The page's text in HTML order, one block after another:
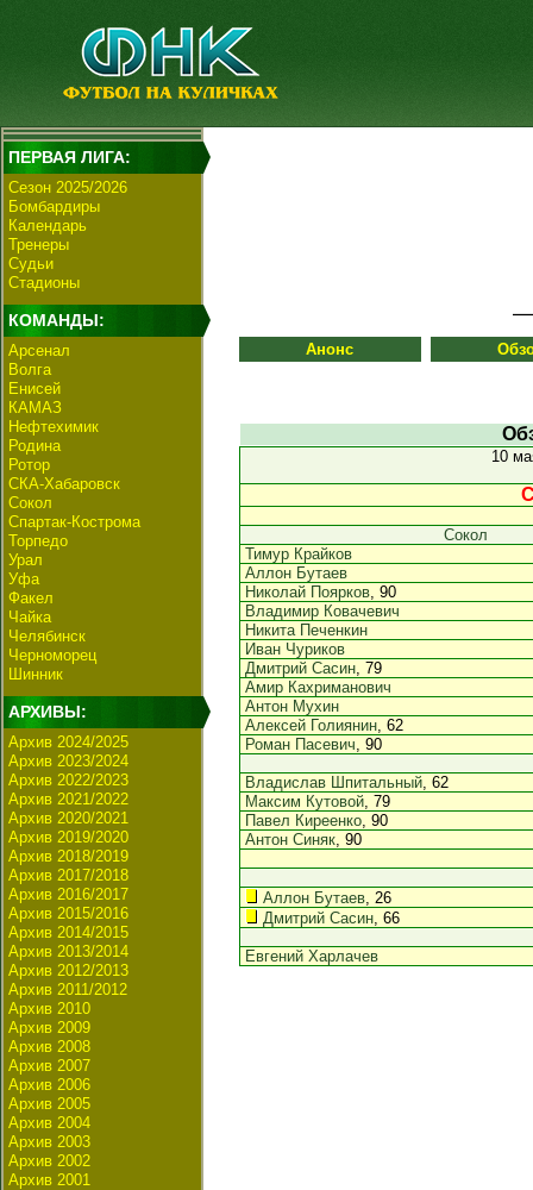
ПЕРВАЯ ЛИГА:
Сезон 2025/2026
Бомбардиры
Календарь
Тренеры
Судьи
Стадионы
КОМАНДЫ:
Арсенал
Волга
Енисей
КАМАЗ
Нефтехимик
Родина
Ротор
СКА-Хабаровск
Сокол
Спартак-Кострома
Торпедо
Урал
Уфа
Факел
Чайка
Челябинск
Черноморец
Шинник
АРХИВЫ:
Архив 2024/2025
Архив 2023/2024
Архив 2022/2023
Архив 2021/2022
Архив 2020/2021
Архив 2019/2020
Архив 2018/2019
Архив 2017/2018
Архив 2016/2017
Архив 2015/2016
Архив 2014/2015
Архив 2013/2014
Архив 2012/2013
Архив 2011/2012
Архив 2010
Архив 2009
Архив 2008
Архив 2007
Архив 2006
Архив 2005
Архив 2004
Архив 2003
Архив 2002
Архив 2001
Анонс
10
Сокол
Тимур Крайков
Аллон Бутаев
Николай Поярков, 90
Владимир Ковачевич
Никита Печенкин
Иван Чуриков
Дмитрий Сасин, 79
Амир Кахриманович
Антон Мухин
Алексей Голиянин, 62
Роман Пасевич, 90
Владислав Шпитальный, 62
Максим Кутовой, 79
Павел Киреенко, 90
Антон Синяк, 90
Аллон Бутаев, 26
Дмитрий Сасин, 66
Евгений Харлачев